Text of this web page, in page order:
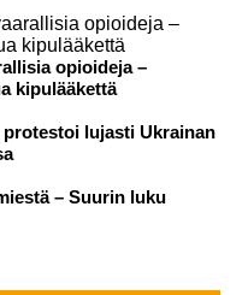
opioideja –
kipulääkettä
lujasti Ukrainan
– Suurin luku